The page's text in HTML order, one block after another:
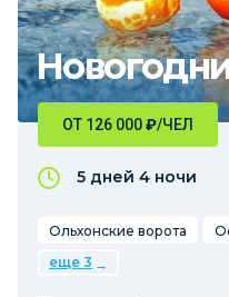
ОТ 126 000₽/ЧЕЛ
5 дней 4 ночи
Ольхонские ворота
еще 3